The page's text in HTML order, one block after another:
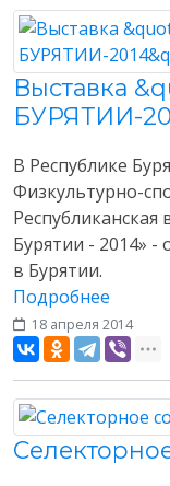
Выставка
БУРЯТИИ-
В Республике
Физкультурно-
Бурятии - 2014»
в Бурятии.
Подробнее
18 апреля 2014